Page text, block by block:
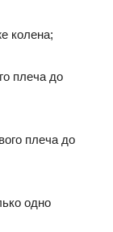
колена;
плеча до
плеча до
одно